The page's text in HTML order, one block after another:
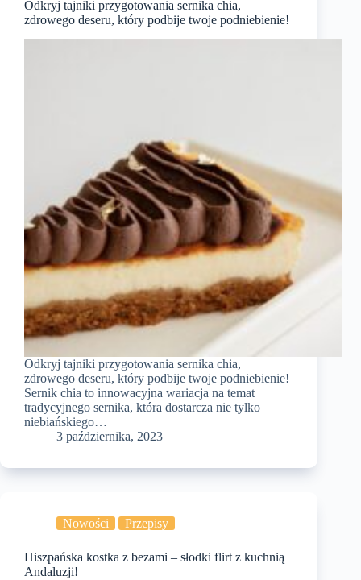
Odkryj tajniki przygotowania sernika chia,
zdrowego deseru, który podbije twoje podniebienie!
Odkryj tajniki przygotowania sernika chia,
zdrowego deseru, który podbije twoje podniebienie!
Sernik chia to innowacyjna wariacja na temat
tradycyjnego sernika, która dostarcza nie tylko
niebiańskiego…
3 października, 2023
Nowości Przepisy
Hiszpańska kostka z bezami – słodki flirt z kuchnią
Andaluzji!